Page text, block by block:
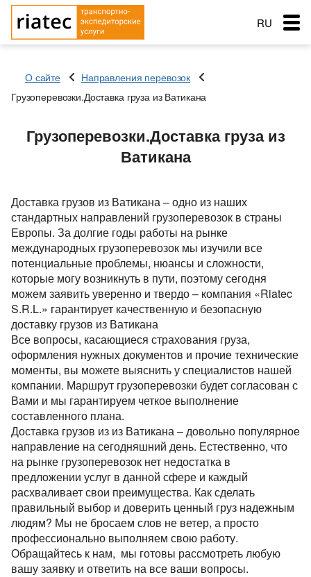
Меню
Перевозки
Основные типы транспорта
Тентованный, полуприцеп
Рефрижератор
Автопоезд c Прицепом 120 куб.
Мегатрейлер. Объём 105 куб.
Юмбо, объём 100 куб.метра
Автовоз, перевозки Автомобилей
Для Негабаритных грузов
Цельномет. Изотерма
Типы перевозок
Автомобильные грузоперевозки
Перевозки сборных грузов
Перевозки опасных грузов
Контейнеровоз 20фут, 40фут
Для Опасного груза ADR
Для Сборного груза от 200кг
Грузовые авиа перевозки
Зерновозы, перевозка зерна
Автоперевозки спецтехники
Морские перевозки
Морские грузоперевозки
Перевозки и доставка контейнеров
Размеры контейнеров
Стоимость морских перевозок
Перевозки морем по странам
Перевозим грузы по морю
Ж.Д. грузоперевозки
Международные ж.д грузоперевозки
Типы ж.д. вагонов и контейнеров
Направления Ж.Д. перевозок
Стоимость перевозок ж.д вагонами
Ж.Д. вагоны, галерея
Доставка сборных грузов
Посылки и мелкие грузы
Стоимость перевозки посылок
Доставка посылки из и в Европу
Доставка посылки Страны СНГ
Посылки из Азии, и USA
Транспорт для доставки посылок
Заказ услуг
Биржа: Транспорт и грузы
Добавить груз
Все типы грузов
Авто грузы
Грузы для морских перевозок.
Грузы для Ж.Д. перевозок
Грузы для авиа перевозок
Добавить транспорт
Все типы транспорта
Авто транспорт
Ж.Д. транспорт
Морской транспорт
Авиа транспорт
RU
О сайте
Направления перевозок
Грузоперевозки.Доставка груза из Ватикана
Грузоперевозки.Доставка груза из
Ватикана
Страна загрузки
Город выгрузки
Наименование груза
Дата погрузки
Тип транспорта
Вес груза (т)
Объем груза
Контактное лицо
Контактный телефон
E-mail
Отправляя заявку, вы соглашаетесь на обработку
персональных данных.
Доставка грузов из Ватикана – одно из наших
стандартных направлений грузоперевозок в страны
Европы. За долгие годы работы на рынке
международных грузоперевозок мы изучили все
потенциальные проблемы, нюансы и сложности,
которые могу возникнуть в пути, поэтому сегодня
можем заявить уверенно и твердо – компания «Riatec
S.R.L.» гарантирует качественную и безопасную
доставку грузов из Ватикана
Все вопросы, касающиеся страхования груза,
оформления нужных документов и прочие технические
моменты, вы можете выяснить у специалистов нашей
компании. Маршрут грузоперевозки будет согласован с
Вами и мы гарантируем четкое выполнение
составленного плана.
Доставка грузов из из Ватикана – довольно популярное
направление на сегодняшний день. Естественно, что
на рынке грузоперевозок нет недостатка в
предложении услуг в данной сфере и каждый
расхваливает свои преимущества. Как сделать
правильный выбор и доверить ценный груз надежным
людям? Мы не бросаем слов не ветер, а просто
профессионально выполняем свою работу.
Обращайтесь к нам, мы готовы рассмотреть любую
вашу заявку и ответить на все ваши вопросы.
Город загрузки
Дата погрузки
Тип транспорта
Вес груза (т)
Объем груза
Контактное лицо
Контактный телефон
E-mail
Отправляя заявку, вы соглашаетесь на обработку
персональных данных.
Город загрузки
Свободен с
Вес груза (т)
Объем груза
Компания
Контактное лицо
Контактный телефон
Отправляя заявку, вы соглашаетесь на обработку
персональных данных.